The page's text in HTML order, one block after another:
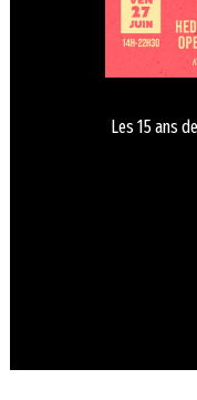
Les 15 ans